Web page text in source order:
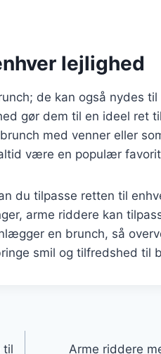
lejlighed
de kan også nydes
gør dem til en ideel ret
med venner eller
være en populær
du tilpasse retten til
arme riddere kan
en brunch, så
smil og tilfredshed til
til Arme riddere